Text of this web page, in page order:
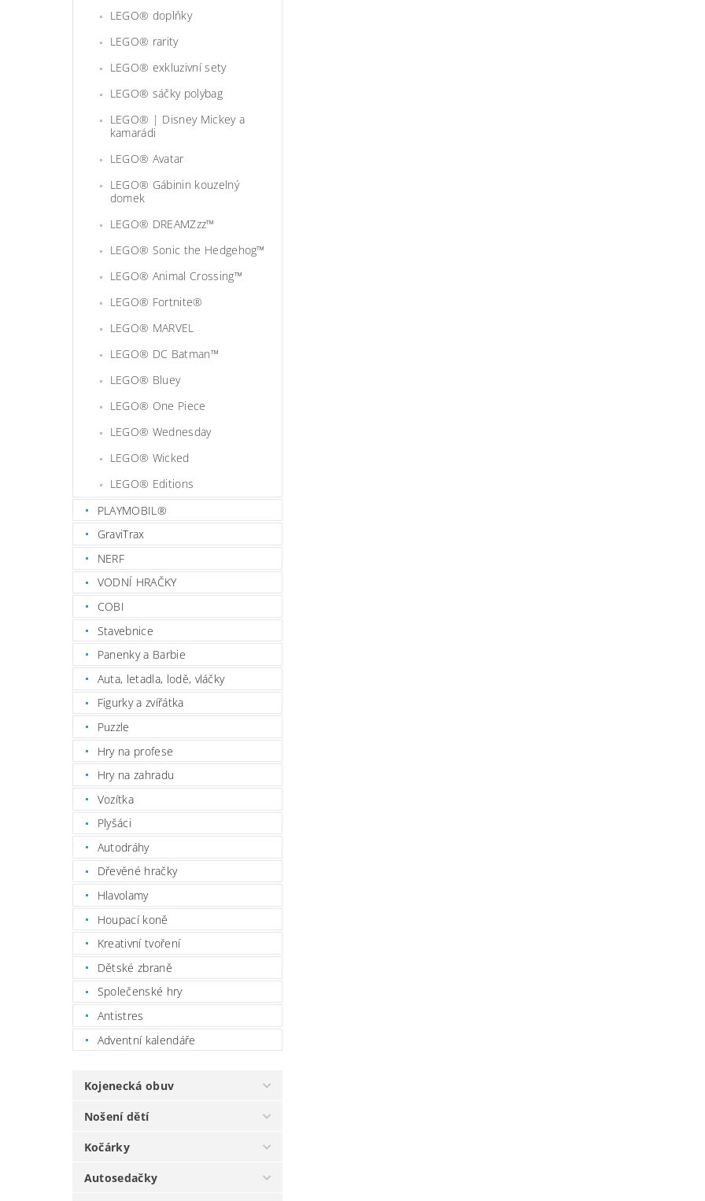
LEGO® doplňky
LEGO® rarity
LEGO® exkluzivní sety
LEGO® sáčky polybag
LEGO® | Disney Mickey a
kamarádi
LEGO® Avatar
LEGO® Gábinin kouzelný
domek
LEGO® DREAMZzz™
LEGO® Sonic the Hedgehog™
LEGO® Animal Crossing™
LEGO® Fortnite®
LEGO® MARVEL
LEGO® DC Batman™
LEGO® Bluey
LEGO® One Piece
LEGO® Wednesday
LEGO® Wicked
LEGO® Editions
PLAYMOBIL®
GraviTrax
NERF
VODNÍ HRAČKY
COBI
Stavebnice
Panenky a Barbie
Auta, letadla, lodě, vláčky
Figurky a zvířátka
Puzzle
Hry na profese
Hry na zahradu
Vozítka
Plyšáci
Autodráhy
Dřevěné hračky
Hlavolamy
Houpací koně
Kreativní tvoření
Dětské zbraně
Společenské hry
Antistres
Adventní kalendáře
Kojenecká obuv
Nošení dětí
Kočárky
Autosedačky